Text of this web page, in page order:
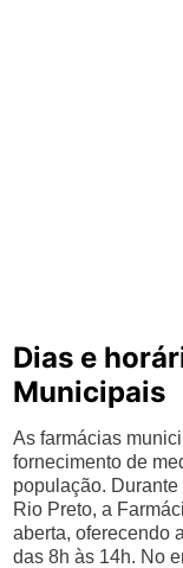
Dias e
Municipais
As farmácias
fornecimento de
população.
Rio Preto, a
aberta, oferecendo
das 8h às 14h. No